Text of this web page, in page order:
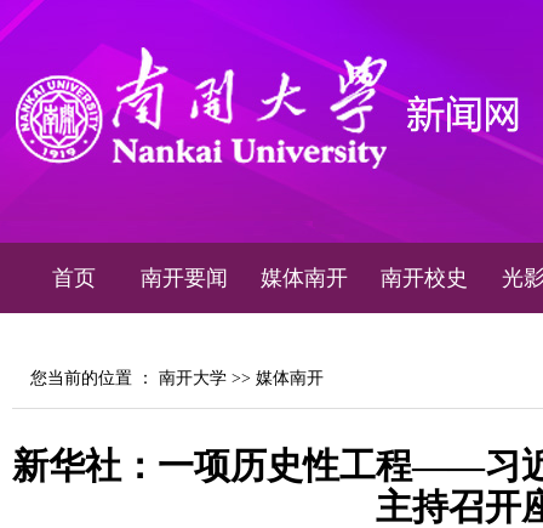
首页 南开要闻 媒体南开 南开校史 光
您当前的位置 ： 南开大学 >> 媒体南开
新华社：一项历史性工程——习
主持召开